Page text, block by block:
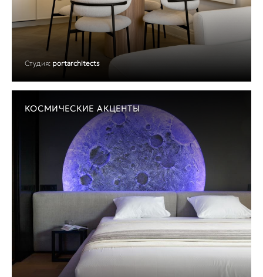
Студия: portarchitects
КОСМИЧЕСКИЕ АКЦЕНТЫ